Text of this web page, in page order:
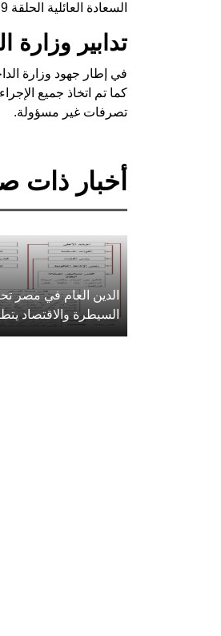
السعادة العائلية الحلقة 9
تدابير وزارة
في إطار جهود وزارة
كما تم اتخاذ جميع
تصرفات غير مسؤولة.
أخبار ذات
الدين العام في مصر
السيطرة والاقتصاد